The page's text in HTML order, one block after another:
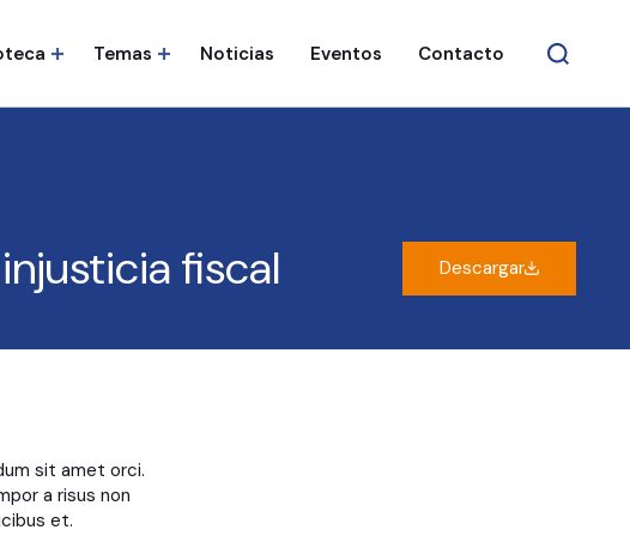
Temas Noticias Eventos Contacto
fiscal Descargar
sit amet orci.
a risus non
et.